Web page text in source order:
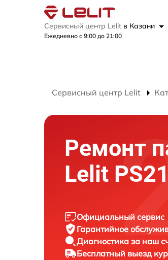
Сервисный центр Lelit в Казани
Ежедневно с 9:00 до 21:00
Сервисный центр Lelit
Ремонт
Lelit
Официальный сервис
Гарантийное
Диагностика за наш
Бесплатный выезд